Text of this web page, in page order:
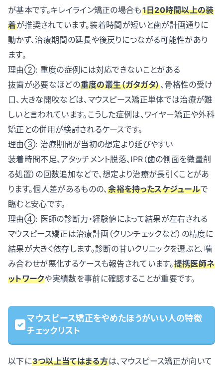
が基本です。キレイライン矯正の場合も1日20時間以上の装
着が推奨されています。装着時間が短いと歯が計画通りに
動かず、治療期間の延長や後戻りにつながる可能性があり
ます。
理由②: 重度の症例には対応できないことがある
抜歯が必要なほどの重度の叢生（ガタガタ）、骨格性の受け
口、大きな開咬などは、マウスピース矯正単体では治療が難
しいと言われています。こうした症例は、ワイヤー矯正や外科
矯正との併用が検討されるケースです。
理由③: 治療期間が当初の想定より延びやすい
装着時間不足、アタッチメント脱落、IPR（歯の側面を微量削
る処置）の回数追加などで、想定より治療が長引くことがあ
ります。個人差があるものの、余裕を持ったスケジュールで
臨むと安心です。
理由④: 医師の診断力・経験値によって結果が左右される
マウスピース矯正は治療計画（クリンチェックなど）の精度に
結果が大きく依存します。診断の甘いクリニックを選ぶと、噛
み合わせが悪化するケースも報告されています。提携医師ネ
ットワークや実績数を事前に確認することが重要です。
マウスピース矯正をやめたほうがいい人の特徴
チェックリスト
以下に3つ以上当てはまる方は、マウスピース矯正が向いて